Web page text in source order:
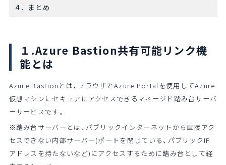
４．まとめ
１.Azure Bastion共有可能リンク機
能とは
Azure Bastionとは、ブラウザとAzure Portalを使用してAzure
仮想マシンにセキュアにアクセスできるマネージド踏み台サーバ
ーサービスです。
※踏み台サーバーとは、パブリックインターネットから直接アク
セスできない内部サーバー(ポートを閉じている、パブリックIP
アドレスを持たないなど)にアクセスするために踏み台として経